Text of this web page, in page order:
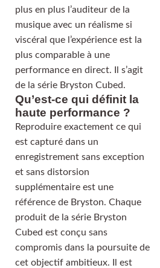
plus en plus l’auditeur de la
musique avec un réalisme si
viscéral que l’expérience est la
plus comparable à une
performance en direct. Il s’agit
de la série Bryston Cubed.
Qu’est-ce qui définit la
haute performance ?
Reproduire exactement ce qui
est capturé dans un
enregistrement sans exception
et sans distorsion
supplémentaire est une
référence de Bryston. Chaque
produit de la série Bryston
Cubed est conçu sans
compromis dans la poursuite de
cet objectif ambitieux. Il est